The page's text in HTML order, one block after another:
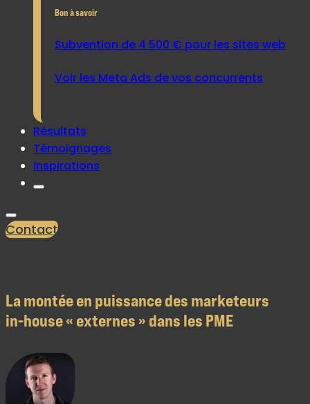
Bon à savoir
Subvention de 4 500 € pour les sites web
Voir les Meta Ads de vos concurrents
Résultats
Témoignages
Inspirations
Contact
La montée en puissance des marketeurs
in-house « externes » dans les PME